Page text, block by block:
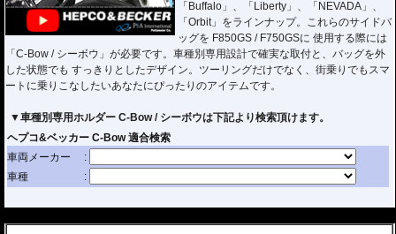
「Buffalo」、「Liberty」、「NEVADA」、
「Orbit」をラインナップ。これらのサイドバ
ッグを F850GS / F750GSに 使用する際には
「C-Bow / シーボウ」が必要です。車種別専用設計で確実な取付と、バッグを外
した状態でも すっきりとしたデザイン。ツーリングだけでなく、街乗りでもスマ
ートに乗りこなしたいあなたにぴったりのアイテムです。
▼車種別専用ホルダー C-Bow / シーボウは下記より検索頂けます。